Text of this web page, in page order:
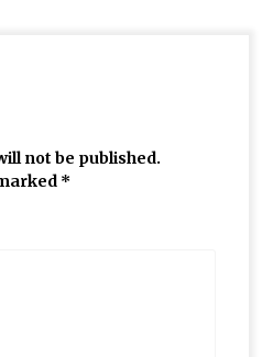
not be published.
*